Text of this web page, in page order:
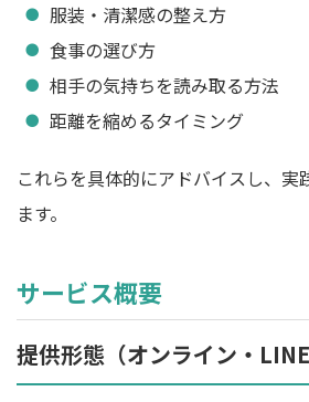
服装・清潔感の整え方
食事の選び方
相手の気持ちを読み取る方法
距離を縮めるタイミング
これらを具体的にアドバイスし、実
ます。
サービス概要
提供形態（オンライン・LINE